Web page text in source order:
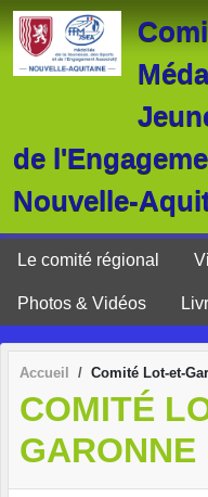
de
Nouvelle-
Le comité régional
Photos & Vidéos
Accueil Comité Lot-et-
COMITÉ
GARONNE
Panneau de gestion des